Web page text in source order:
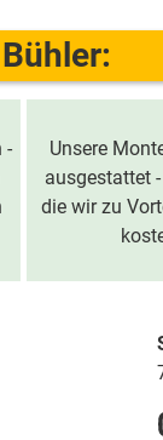
-
Unsere
ausgestattet
die wir zu